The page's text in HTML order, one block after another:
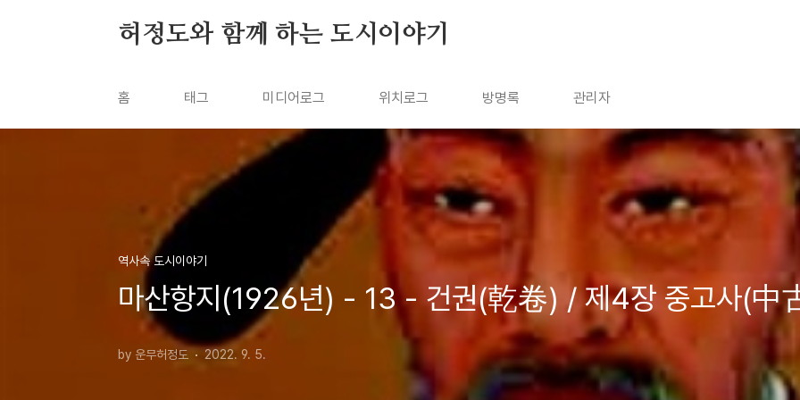
허정도와 함께 하는 도시이야기
홈 태그 미디어로그 위치로그 방명록 관리자
역사속 도시이야기
마산항지(1926년) - 13 - 건권(乾卷) / 제4장 중고사(中
by 운무허정도 2022. 9. 5.